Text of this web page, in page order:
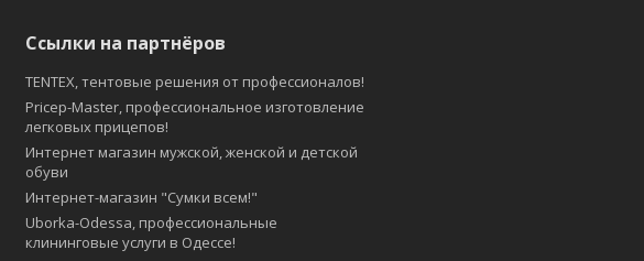
Ссылки на партнёров
TENTEX, тентовые решения от профессионалов!
Pricep-Master, профессиональное изготовление
легковых прицепов!
Интернет магазин мужской, женской и детской
обуви
Интернет-магазин "Сумки всем!"
Uborka-Odessa, профессиональные
клининговые услуги в Одессе!